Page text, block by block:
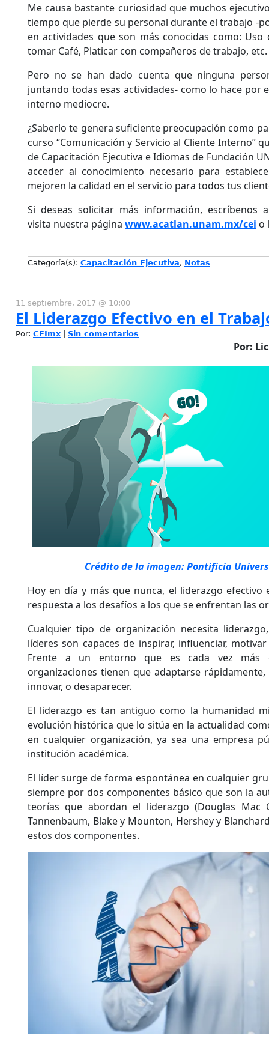
Me causa bastante curiosidad que muchos
tiempo que pierde su personal durante el trabajo -
en actividades que son más conocidas como: Uso
tomar Café, Platicar con compañeros de trabajo, etc.
Pero no se han dado cuenta que ninguna
juntando todas esas actividades- como lo hace por
interno mediocre.
¿Saberlo te genera suficiente preocupación como
curso “Comunicación y Servicio al Cliente Interno”
de Capacitación Ejecutiva e Idiomas de Fundación
acceder al conocimiento necesario para
mejoren la calidad en el servicio para todos tus
Si deseas solicitar más información, escríbenos
visita nuestra página www.acatlan.unam.mx/cei o
Categoría(s): Capacitación Ejecutiva, Notas
11 septiembre, 2017 @ 10:00
El Liderazgo Efectivo en el
Por: CEImx Sin comentarios
Por:
Crédito de la imagen: Pontificia
Hoy en día y más que nunca, el liderazgo efectivo
respuesta a los desafíos a los que se enfrentan las
Cualquier tipo de organización necesita
líderes son capaces de inspirar, influenciar,
Frente a un entorno que es cada vez más
organizaciones tienen que adaptarse
innovar, o desaparecer.
El liderazgo es tan antiguo como la humanidad
evolución histórica que lo sitúa en la actualidad
en cualquier organización, ya sea una empresa
institución académica.
El líder surge de forma espontánea en cualquier
siempre por dos componentes básico que son la
teorías que abordan el liderazgo (Douglas Mac
Tannenbaum, Blake y Mounton, Hershey y
estos dos componentes.